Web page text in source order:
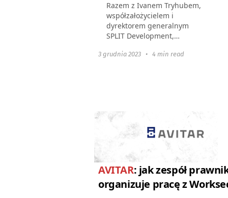
Razem z Ivanem Tryhubem,
współzałożycielem i
dyrektorem generalnym
SPLIT Development,
jego firmy oraz specyfice
3 grudnia 2023 • 4 min read
AVITAR: jak zespół
organizuje pracę z